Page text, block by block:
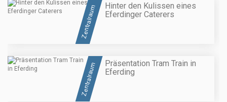
Zentralraum
Hinter den Kulissen eines
Eferdinger Caterers
Zentralraum
Präsentation Tram Train in
Eferding